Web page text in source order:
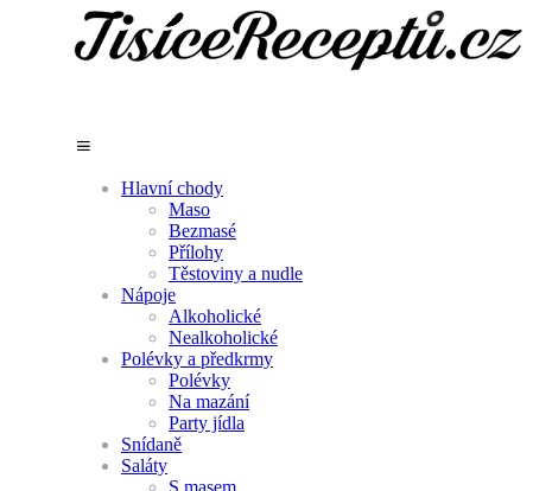
Hlavní chody
Maso
Bezmasé
Přílohy
Těstoviny a nudle
Nápoje
Alkoholické
Nealkoholické
Polévky a předkrmy
Polévky
Na mazání
Party jídla
Snídaně
Saláty
S masem